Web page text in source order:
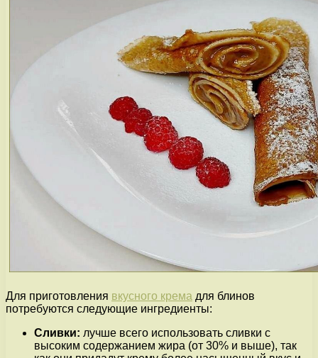
Для приготовления вкусного крема для блинов
потребуются следующие ингредиенты:
Сливки: лучше всего использовать сливки с
высоким содержанием жира (от 30% и выше), так